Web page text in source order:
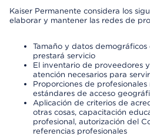
Kaiser Permanente considera los
elaborar y mantener las redes de
Tamaño y datos
prestará servicio
El inventario de proveedores
atención necesarios para
Proporciones de
estándares de acceso
Aplicación de criterios de
otras cosas, capacitación
profesional, autorización del
referencias profesionales